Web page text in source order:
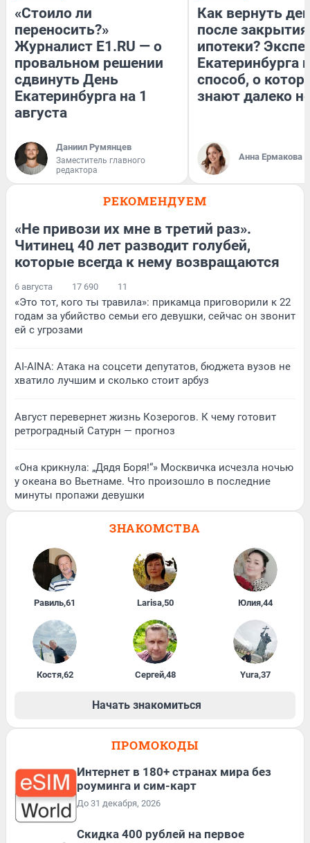
«Стоило ли
переносить?»
Журналист E1.RU — о
провальном решении
сдвинуть День
Екатеринбурга на 1
августа
Даниил Румянцев
Заместитель главного
редактора
Как вернуть
после закрытия
ипотеки?
Екатеринбурга
способ, о
знают далеко
Анна Ермакова
РЕКОМЕНДУЕМ
«Не привози их мне в третий раз».
Читинец 40 лет разводит голубей,
которые всегда к нему возвращаются
6 августа 17 690 11
«Это тот, кого ты травила»: прикамца приговорили к 22
годам за убийство семьи его девушки, сейчас он звонит
ей с угрозами
AI-AINA: Атака на соцсети депутатов, бюджета вузов не
хватило лучшим и сколько стоит арбуз
Август перевернет жизнь Козерогов. К чему готовит
ретроградный Сатурн — прогноз
«Она крикнула: „Дядя Боря!“» Москвичка исчезла ночью
у океана во Вьетнаме. Что произошло в последние
минуты пропажи девушки
ЗНАКОМСТВА
Равиль,61 Larisa,50 Юлия,44
Костя,62 Сергей,48 Yura,37
Начать знакомиться
ПРОМОКОДЫ
Интернет в 180+ странах мира без
роуминга и сим-карт
До 31 декабря, 2026
Cкидка 400 рублей на первое